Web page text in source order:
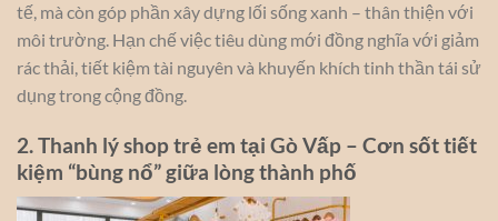
tế, mà còn góp phần xây dựng lối sống xanh – thân thiện với
môi trường. Hạn chế việc tiêu dùng mới đồng nghĩa với giảm
rác thải, tiết kiệm tài nguyên và khuyến khích tinh thần tái sử
dụng trong cộng đồng.
2. Thanh lý shop trẻ em tại Gò Vấp – Cơn sốt tiết
kiệm “bùng nổ” giữa lòng thành phố